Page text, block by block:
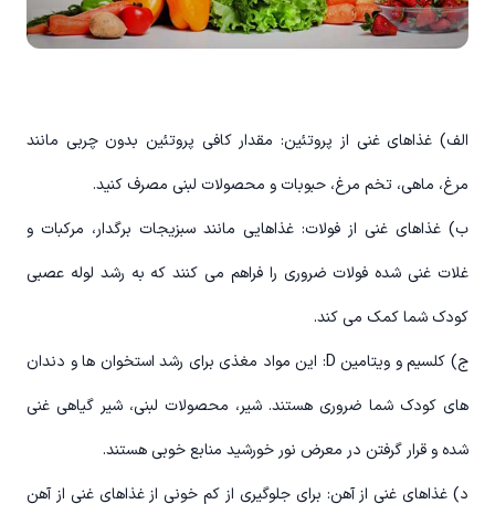
الف) غذاهای غنی از پروتئین: مقدار کافی پروتئین بدون چربی مانند
مرغ، ماهی، تخم مرغ، حبوبات و محصولات لبنی مصرف کنید.
ب) غذاهای غنی از فولات: غذاهایی مانند سبزیجات برگدار، مرکبات و
غلات غنی شده فولات ضروری را فراهم می کنند که به رشد لوله عصبی
کودک شما کمک می کند.
ج) کلسیم و ویتامین D: این مواد مغذی برای رشد استخوان ها و دندان
های کودک شما ضروری هستند. شیر، محصولات لبنی، شیر گیاهی غنی
شده و قرار گرفتن در معرض نور خورشید منابع خوبی هستند.
د) غذاهای غنی از آهن: برای جلوگیری از کم خونی از غذاهای غنی از آهن